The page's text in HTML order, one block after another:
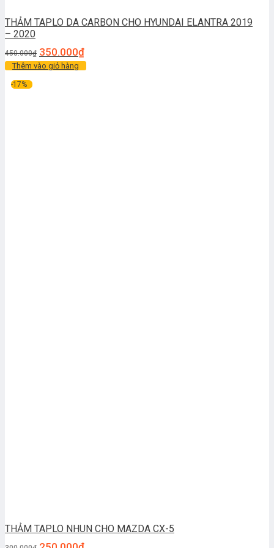
THẢM TAPLO DA CARBON CHO HYUNDAI ELANTRA 2019
– 2020
450.000₫ 350.000₫
Thêm vào giỏ hàng
-17%
THẢM TAPLO NHUN CHO MAZDA CX-5